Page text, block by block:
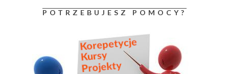
POTRZEBUJESZ POMOCY?